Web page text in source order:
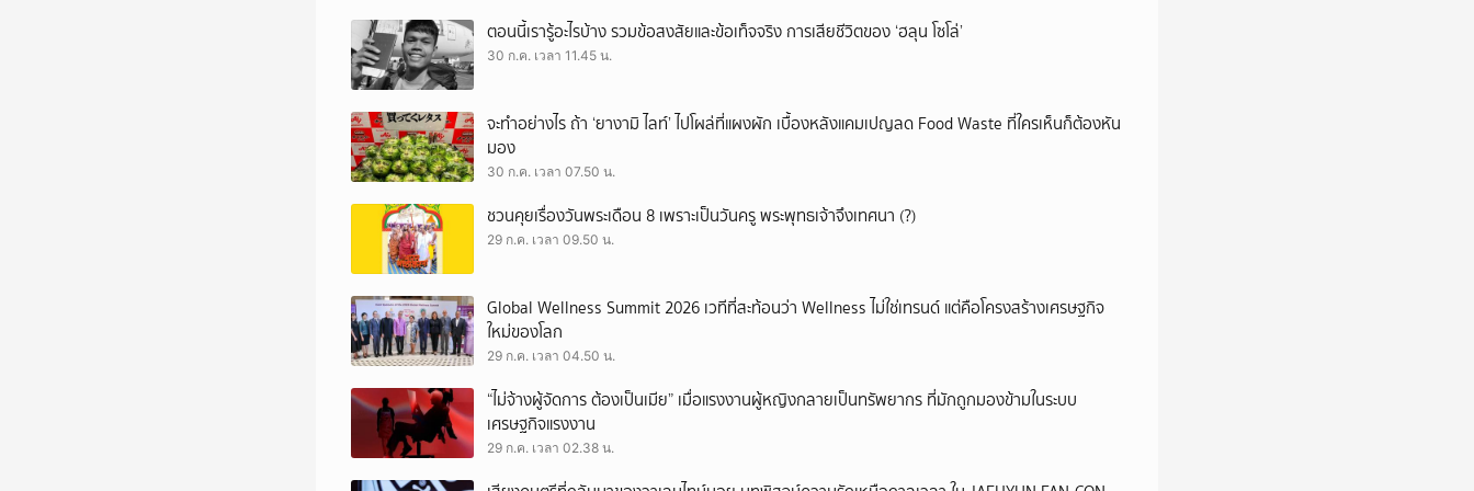
ตอนนี้เรารู้อะไรบ้าง รวมข้อสงสัยและข้อเท็จจริง การเสียชีวิตของ ‘ฮลุน โซโล่’
30 ก.ค. เวลา 11.45 น.
จะทำอย่างไร ถ้า ‘ยางามิ ไลท์’ ไปโผล่ที่แผงผัก เบื้องหลังแคมเปญลด Food Waste ที่ใครเห็นก็ต้องหัน
มอง
30 ก.ค. เวลา 07.50 น.
ชวนคุยเรื่องวันพระเดือน 8 เพราะเป็นวันครู พระพุทธเจ้าจึงเทศนา (?)
29 ก.ค. เวลา 09.50 น.
Global Wellness Summit 2026 เวทีที่สะท้อนว่า Wellness ไม่ใช่เทรนด์ แต่คือโครงสร้างเศรษฐกิจ
ใหม่ของโลก
29 ก.ค. เวลา 04.50 น.
“ไม่จ้างผู้จัดการ ต้องเป็นเมีย” เมื่อแรงงานผู้หญิงกลายเป็นทรัพยากร ที่มักถูกมองข้ามในระบบ
เศรษฐกิจแรงงาน
29 ก.ค. เวลา 02.38 น.